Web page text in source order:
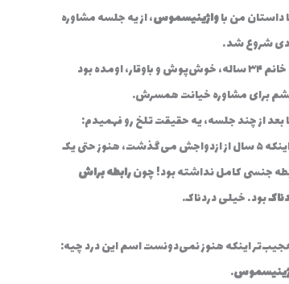
داستان من باواژینیسموس، از یه جلسه مشاوره
شروع شد…
یه خانم ۳۴ ساله، خوش‌پوش و باوقار، اومده بود
برای مشاوره خیانت همسرش.
بعد از چند جلسه، یه حقیقت تلخ رو فهمیدم:
با اینکه ۵ سال از ازدواجش می‌گذشت، هنوز حتی یک
جنسی کامل نداشته بود! چونرابطه براش
بود… خیلی دردناک.
اینکه هنوز نمی‌دونست اسم این درد چیه:
.